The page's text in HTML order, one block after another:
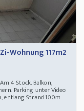
Wohnung 117m2
4 Stock. Balkon,
Parking unter Video
entlang Strand 100m